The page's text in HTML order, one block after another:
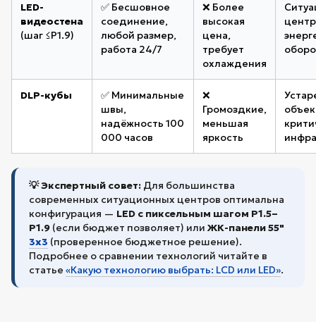
LED-
видеостена
(шаг ≤P1.9)
✅ Бесшовное
соединение,
любой размер,
работа 24/7
❌ Более
высокая
цена,
требует
охлаждения
DLP-кубы
✅ Минимальные
швы,
надёжность 100
000 часов
❌
Громоздкие,
меньшая
яркость
💡 Экспертный совет: Для большинства
современных ситуационных центров оптимальна
конфигурация — LED с пиксельным шагом P1.5–
P1.9 (если бюджет позволяет) или ЖК-панели 55"
3х3 (проверенное бюджетное решение).
Подробнее о сравнении технологий читайте в
статье «Какую технологию выбрать: LCD или LED».